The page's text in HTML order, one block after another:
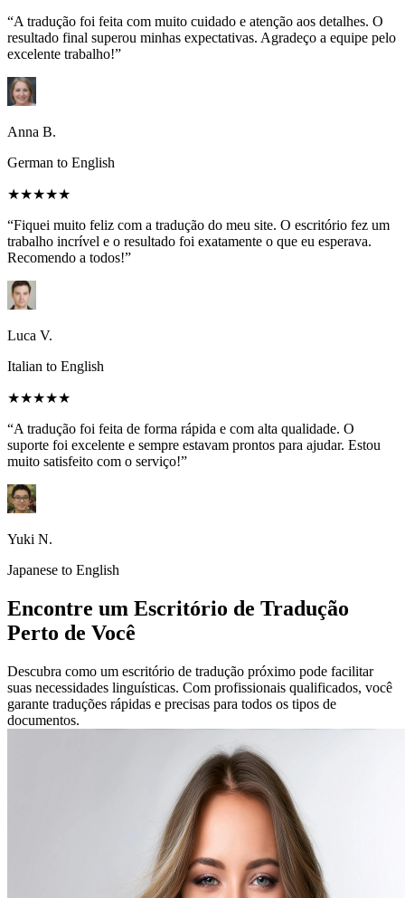
“A tradução foi feita com muito cuidado e atenção aos detalhes. O
resultado final superou minhas expectativas. Agradeço a equipe pelo
excelente trabalho!”
Anna B.
German to English
★★★★★
“Fiquei muito feliz com a tradução do meu site. O escritório fez um
trabalho incrível e o resultado foi exatamente o que eu esperava.
Recomendo a todos!”
Luca V.
Italian to English
★★★★★
“A tradução foi feita de forma rápida e com alta qualidade. O
suporte foi excelente e sempre estavam prontos para ajudar. Estou
muito satisfeito com o serviço!”
Yuki N.
Japanese to English
Encontre um Escritório de Tradução
Perto de Você
Descubra como um escritório de tradução próximo pode facilitar
suas necessidades linguísticas. Com profissionais qualificados, você
garante traduções rápidas e precisas para todos os tipos de
documentos.